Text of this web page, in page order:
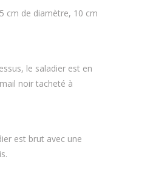
cm de diamètre, 10 cm
le saladier est en
noir tacheté à
est brut avec une